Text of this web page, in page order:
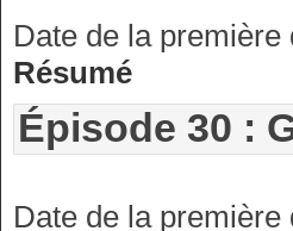
Date de la
Résumé
Épisode 30 :
Date de la